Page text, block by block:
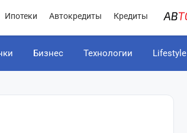
Ипотеки Автокредиты Кредиты
Бизнес Технологии Lifestyle